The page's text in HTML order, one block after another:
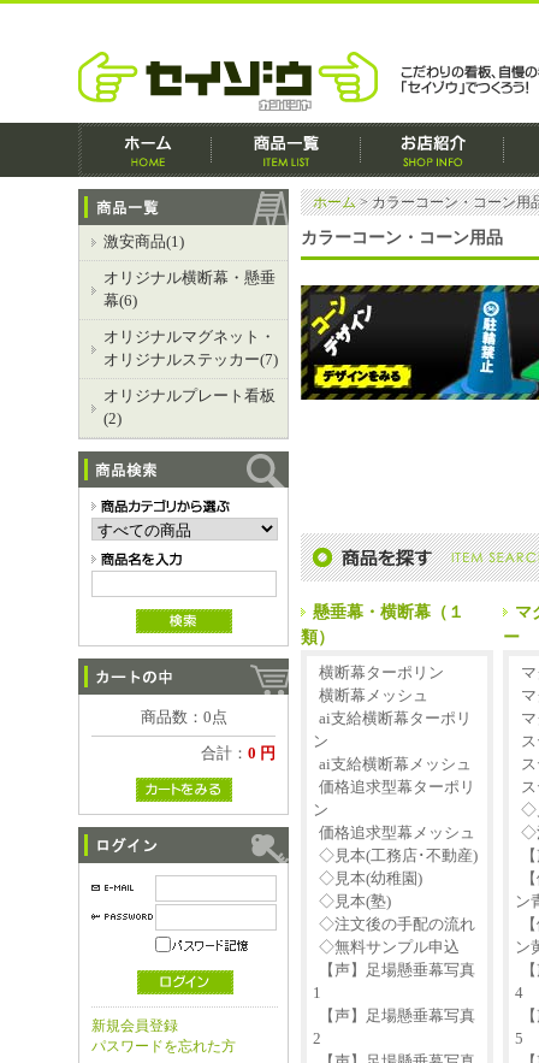
激安商品(1)
オリジナル横断幕・懸垂
幕(6)
オリジナルマグネット・
オリジナルステッカー(7)
オリジナルプレート看板
(2)
商品数：0点
合計： 0 円
新規会員登録
パスワードを忘れた方
ホーム>カラーコーン・コーン用
カラーコーン・コーン用品
懸垂幕・横断幕（１
類）
横断幕ターポリン
横断幕メッシュ
ai支給横断幕ターポリ
ン
ai支給横断幕メッシュ
価格追求型幕ターポリ
ン
価格追求型幕メッシュ
◇見本(工務店･不動産)
◇見本(幼稚園)
◇見本(塾)
◇注文後の手配の流れ
◇無料サンプル申込
【声】足場懸垂幕写真
1
【声】足場懸垂幕写真
2
マ
ー
◇
◇
ン
ン
4
5